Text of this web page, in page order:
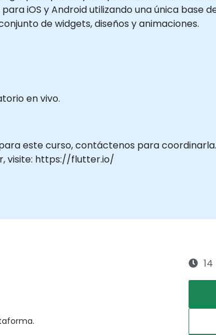
iOS y Android utilizando una única base
de widgets, diseños y animaciones.
en vivo.
este curso, contáctenos para coordinarla.
visite: https://flutter.io/